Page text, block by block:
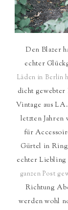
Den Blazer
echter
Läden in Berlin
dicht
Vintage aus
letzten Jahren
für
Gürtel in
echter Liebling
ganzen Post
Richtung
werden wohl